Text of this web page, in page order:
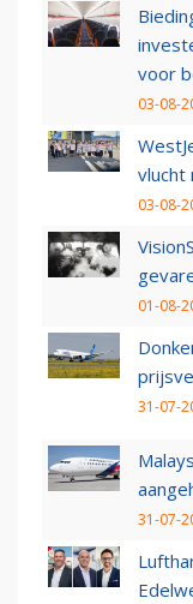
voor
03-08-
vlucht
03-08-
01-08-
31-07-
31-07-